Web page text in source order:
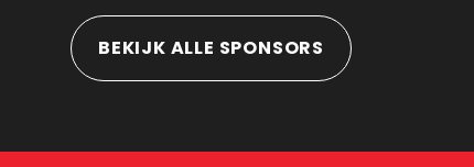
BEKIJK ALLE SPONSORS